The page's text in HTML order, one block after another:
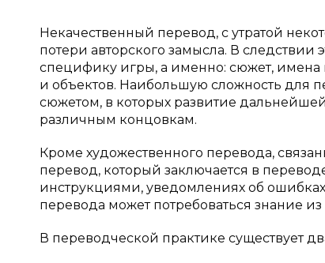
Некачественный перевод, с утратой
потери авторского замысла. В
специфику игры, а именно: сюжет, имена
и объектов. Наибольшую сложность для
сюжетом, в которых развитие
различным концовкам.
Кроме художественного перевода,
перевод, который заключается в
инструкциями, уведомлениях об
перевода может потребоваться знание
В переводческой практике существует